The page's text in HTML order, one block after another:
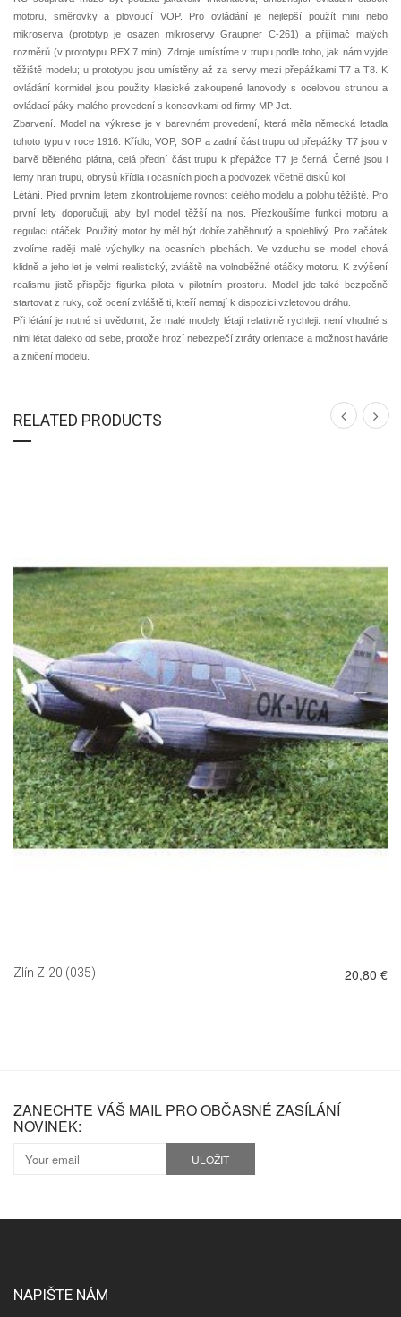
motoru, směrovky a plovoucí VOP. Pro ovládání je nejlepší použít mini nebo
mikroserva (prototyp je osazen mikroservy Graupner C-261) a přijímač malých
rozměrů (v prototypu REX 7 mini). Zdroje umístíme v trupu podle toho, jak nám vyjde
těžiště modelu; u prototypu jsou umístěny až za servy mezi přepážkami T7 a T8. K
ovládání kormidel jsou použity klasické zakoupené lanovody s ocelovou strunou a
ovládací páky malého provedení s koncovkami od firmy MP Jet.
Zbarvení. Model na výkrese je v barevném provedení, která měla německá letadla
tohoto typu v roce 1916. Křídlo, VOP, SOP a zadní část trupu od přepážky T7 jsou v
barvě běleného plátna, celá přední část trupu k přepážce T7 je černá. Černé jsou i
lemy hran trupu, obrysů křídla i ocasních ploch a podvozek včetně disků kol.
Létání. Před prvním letem zkontrolujeme rovnost celého modelu a polohu těžiště. Pro
první lety doporučuji, aby byl model těžší na nos. Přezkoušíme funkci motoru a
regulaci otáček. Použitý motor by měl být dobře zaběhnutý a spolehlivý. Pro začátek
zvolíme raději malé výchylky na ocasních plochách. Ve vzduchu se model chová
klidně a jeho let je velmi realistický, zvláště na volnoběžné otáčky motoru. K zvýšení
realismu jistě přispěje figurka pilota v pilotním prostoru. Model jde také bezpečně
startovat z ruky, což ocení zvláště ti, kteří nemají k dispozici vzletovou dráhu.
Při létání je nutné si uvědomit, že malé modely létají relativně rychleji. není vhodné s
nimi létat daleko od sebe, protože hrozí nebezpečí ztráty orientace a možnost havárie
a zničení modelu.
RELATED PRODUCTS
Zlín Z-20 (035) 20,80 €
DETAIL
ZANECHTE VÁŠ MAIL PRO OBČASNÉ ZASÍLÁNÍ
NOVINEK:
ULOŽIT
NAPIŠTE NÁM